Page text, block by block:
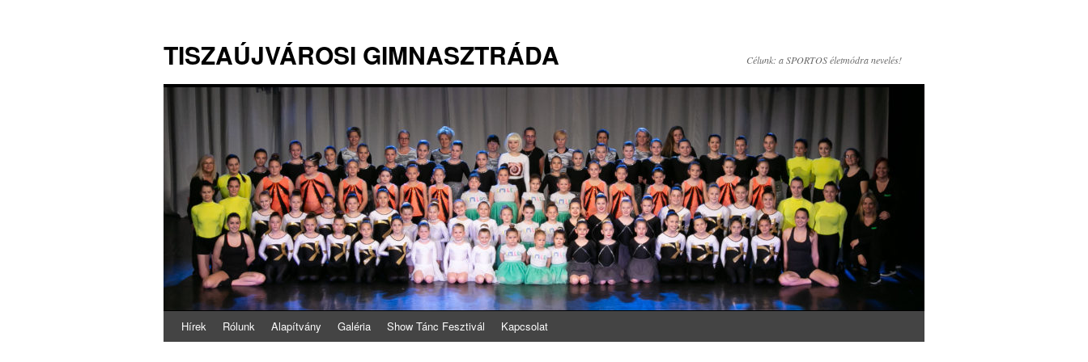
TISZAÚJVÁROSI GIMNASZTRÁDA Célunk: a SPORTOS életmódra nevelés!
Hírek Rólunk Alapítvány Galéria Show Tánc Fesztivál Kapcsolat